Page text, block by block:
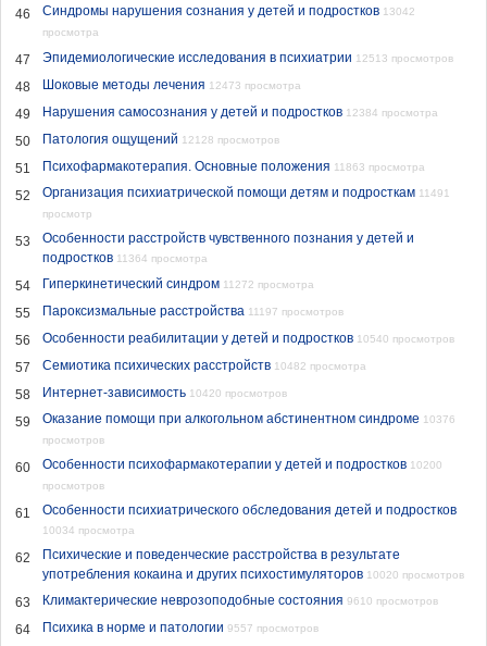
46 Синдромы нарушения сознания у детей и подростков 13042
просмотра
47 Эпидемиологические исследования в психиатрии 12513 просмотров
48 Шоковые методы лечения 12473 просмотра
49 Нарушения самосознания у детей и подростков 12384 просмотра
50 Патология ощущений 12128 просмотров
51 Психофармакотерапия. Основные положения 11863 просмотра
52 Организация психиатрической помощи детям и подросткам 11491
просмотр
53
Особенности расстройств чувственного познания у детей и
подростков 11364 просмотра
54 Гиперкинетический синдром 11272 просмотра
55 Пароксизмальные расстройства 11197 просмотров
56 Особенности реабилитации у детей и подростков 10540 просмотров
57 Семиотика психических расстройств 10482 просмотра
58 Интернет-зависимость 10420 просмотров
59 Оказание помощи при алкогольном абстинентном синдроме 10376
просмотров
60 Особенности психофармакотерапии у детей и подростков 10200
просмотров
61 Особенности психиатрического обследования детей и подростков
10034 просмотра
62
Психические и поведенческие расстройства в результате
употребления кокаина и других психостимуляторов 10020 просмотров
63 Климактерические неврозоподобные состояния 9610 просмотров
64 Психика в норме и патологии 9557 просмотров